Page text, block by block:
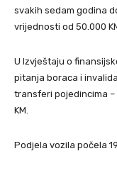
svakih sedam godina
vrijednosti od 50.000
U Izvještaju o
pitanja boraca i
transferi pojedincima
KM.
Podjela vozila počela